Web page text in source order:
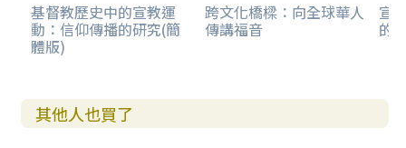
基督教歷史中的宣教運
動：信仰傳播的研究(簡
體版)
跨文化橋樑：向全球華人
傳講福音
宣
的
其他人也買了